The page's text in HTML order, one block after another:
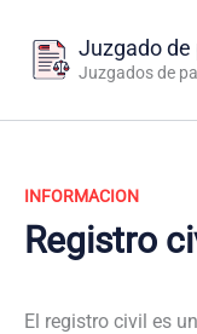
contenido
Juzgado de
Juzgados de
INFORMACION
Registro
El registro civil es